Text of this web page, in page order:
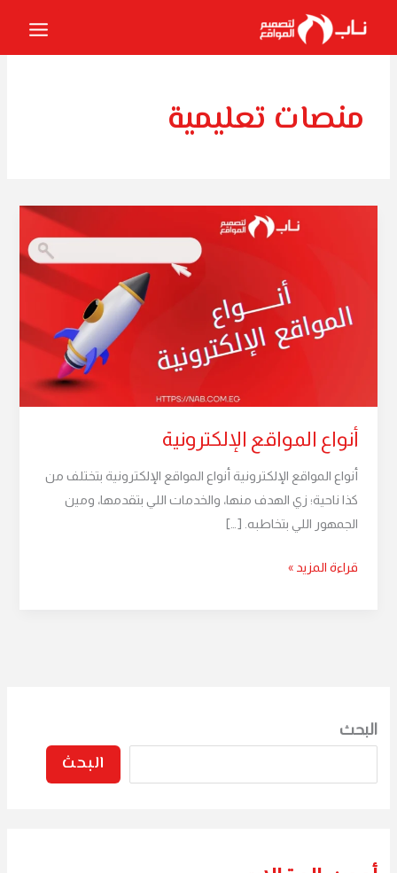
المحتوى
منصات تعليمية
أنواع المواقع الإلكترونية
أنواع المواقع الإلكترونية أنواع المواقع الإلكترونية بتختلف من
كذا ناحية؛ زي الهدف منها، والخدمات اللي بتقدمها، ومين
الجمهور اللي بتخاطبه. […]
قراءة المزيد »
البحث
البحث